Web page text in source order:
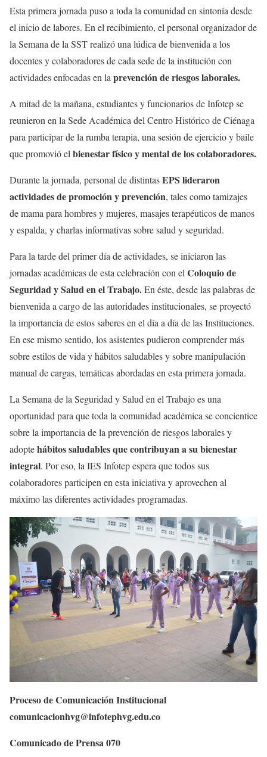
Esta primera jornada puso a toda la comunidad en sintonía desde
el inicio de labores. En el recibimiento, el personal organizador de
la Semana de la SST realizó una lúdica de bienvenida a los
docentes y colaboradores de cada sede de la institución con
actividades enfocadas en la prevención de riesgos laborales.
A mitad de la mañana, estudiantes y funcionarios de Infotep se
reunieron en la Sede Académica del Centro Histórico de Ciénaga
para participar de la rumba terapia, una sesión de ejercicio y baile
que promovió el bienestar físico y mental de los colaboradores.
Durante la jornada, personal de distintasEPS lideraron
actividades de promoción y prevención, tales como tamizajes
de mama para hombres y mujeres, masajes terapéuticos de manos
y espalda, y charlas informativas sobre salud y seguridad.
Para la tarde del primer día de actividades, se iniciaron las
jornadas académicas de esta celebración con el Coloquio de
Seguridad y Salud en el Trabajo.En éste, desde las palabras de
bienvenida a cargo de las autoridades institucionales, se proyectó
la importancia de estos saberes en el día a día de las Instituciones.
En ese mismo sentido, los asistentes pudieron comprender más
sobre estilos de vida y hábitos saludables y sobre manipulación
manual de cargas, temáticas abordadas en esta primera jornada.
La Semana de la Seguridad y Salud en el Trabajo es una
oportunidad para que toda la comunidad académica se concientice
sobre la importancia de la prevención de riesgos laborales y
adoptehábitos saludables que contribuyan a su bienestar
integral. Por eso, la IES Infotep espera que todos sus
colaboradores participen en esta iniciativa y aprovechen al
máximo las diferentes actividades programadas.
Proceso de Comunicación Institucional
comunicacionhvg@infotephvg.edu.co
Comunicado de Prensa 070